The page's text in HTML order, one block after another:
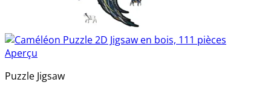
Aperçu
Puzzle Jigsaw